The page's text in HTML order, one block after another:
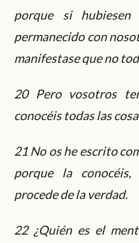
porque si
permanecido con
manifestase que no
20 Pero vosotros
conocéis todas las
21 No os he escrito
porque la
procede de la verdad.
22 ¿Quién es el